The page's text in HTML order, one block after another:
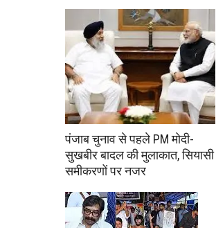
पंजाब चुनाव से पहले PM मोदी-
सुखबीर बादल की मुलाकात, सियासी
समीकरणों पर नजर